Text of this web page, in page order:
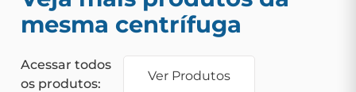
mesma centrífuga
Acessar todos
os produtos:
Ver Produtos